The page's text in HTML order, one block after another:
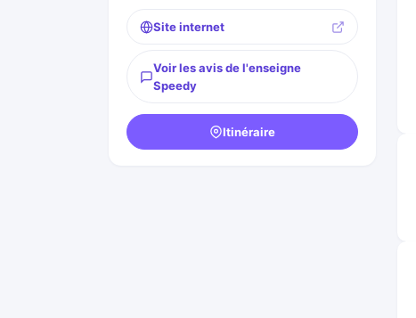
Site internet
Voir les avis de l'enseigne
Speedy
Itinéraire